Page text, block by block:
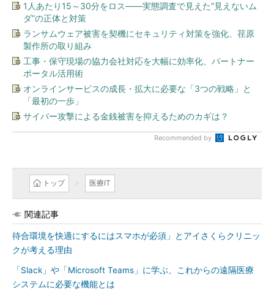
1人あたり15～30分をロス――実態調査で見えた“見えないム
ダ”の正体と対策
ランサムウェア被害を契機にセキュリティ対策を強化、荏原
製作所の取り組み
工事・保守現場の協力会社対応を大幅に効率化、パートナー
ポータル活用術
オンラインサービスの成長・拡大に必要な「3つの戦略」と
「最初の一歩」
サイバー攻撃による金銭被害を抑えるためのカギは？
Recommended by
トップ 医療IT
関連記事
待合環境を快適にするにはスマホが必須」とアイさくらクリニッ
クが考える理由
「Slack」や「Microsoft Teams」に学ぶ、これからの遠隔医療
システムに必要な機能とは